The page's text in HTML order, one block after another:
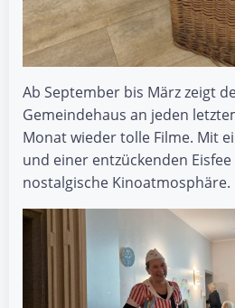
Ab September bis März zeigt
Gemeindehaus an jeden
Monat wieder tolle Filme. Mit
und einer entzückenden
nostalgische Kinoatmosphäre.